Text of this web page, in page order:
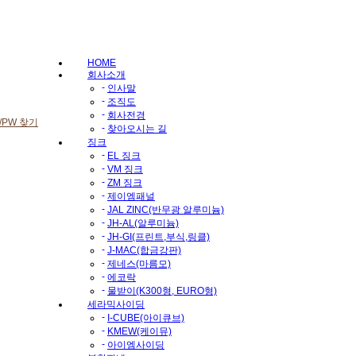
HOME
회사소개
- 인사말
- 조직도
- 회사전경
- 찾아오시는 길
징크
- EL 징크
- VM 징크
- ZM 징크
- 제이엠패널
- JAL ZINC(반무광 알루미늄)
- JH-AL(알루미늄)
- JH-GI(프린트,부식,링클)
- J-MAC(합금강판)
- 제네스(마름모)
- 에코락
- 물받이(K300형, EURO형)
세라믹사이딩
- I-CUBE(아이큐브)
- KMEW(케이뮤)
- 아이엠사이딩
찾기